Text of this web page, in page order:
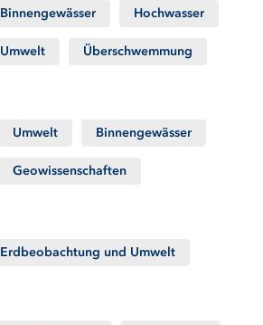
Binnengewässer Hochwasser
Umwelt Überschwemmung
Umwelt Binnengewässer
Geowissenschaften
Erdbeobachtung und Umwelt